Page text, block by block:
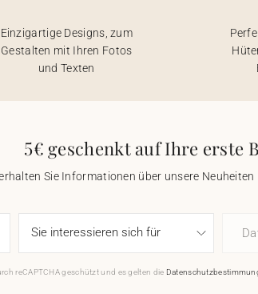
Einzigartige Designs, zum
Gestalten mit Ihren Fotos
und Texten
5€ geschenkt auf Ihre erste
Sie Informationen über unsere
reCAPTCHA geschützt und es gelten die